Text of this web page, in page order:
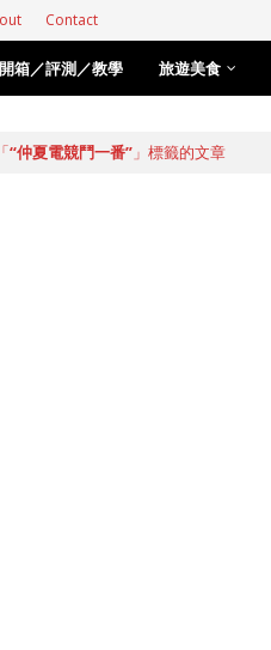
Contact
開箱／評測／教學 旅遊美食
仲夏電競鬥一番 」標籤的文章